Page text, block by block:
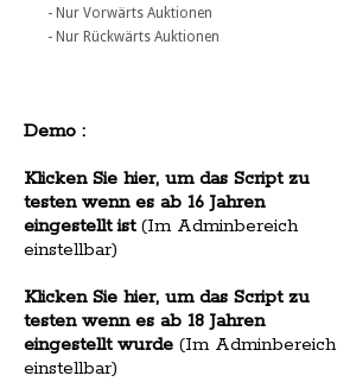
- Nur Vorwärts Auktionen
- Nur Rückwärts Auktionen
Demo :
Klicken Sie hier, um das Script zu
testen wenn es ab 16 Jahren
eingestellt ist(Im Adminbereich
einstellbar)
Klicken Sie hier, um das Script zu
testen wenn es ab 18 Jahren
eingestellt wurde (Im Adminbereich
einstellbar)